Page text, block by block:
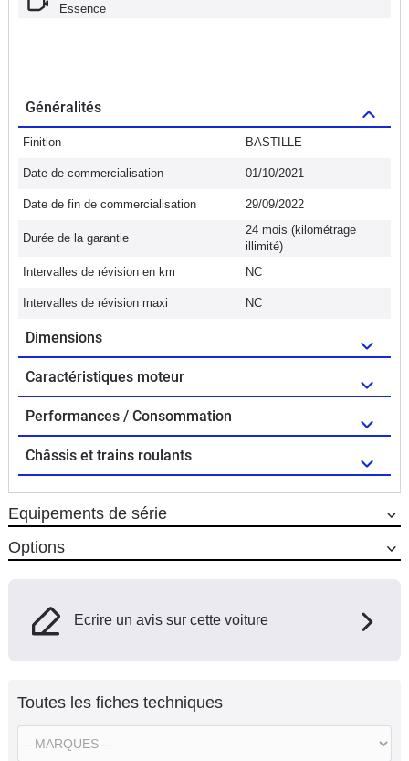
Essence
Généralités
Finition BASTILLE
Date de commercialisation 01/10/2021
Date de fin de commercialisation 29/09/2022
Durée de la garantie
24 mois (kilométrage
illimité)
Intervalles de révision en km
NC
Intervalles de révision maxi NC
Dimensions
Caractéristiques moteur
Performances / Consommation
Châssis et trains roulants
Equipements de série
Options
Ecrire un avis sur cette voiture
Toutes les fiches techniques